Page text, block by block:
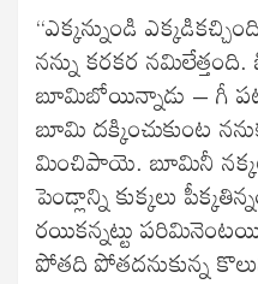
“ఎక్కన్నుండి
నన్ను కరకర నమిలేత్తంది.
బూమిబోయిన్నాడు – గీ
బూమి దక్కించుకుంట
మించిపాయె. బూమినీ
పెండ్లాన్ని కుక్కలు
రయికన్నట్టు
పోతది పోతదనుకున్న